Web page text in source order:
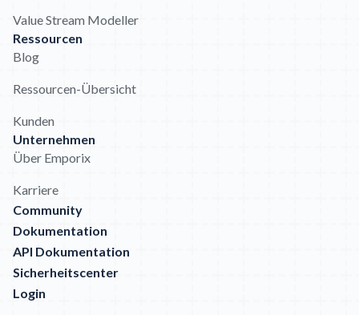
Value Stream Modeller
Ressourcen
Blog
Ressourcen-Übersicht
Kunden
Unternehmen
Über Emporix
Karriere
Community
Dokumentation
API Dokumentation
Sicherheitscenter
Login